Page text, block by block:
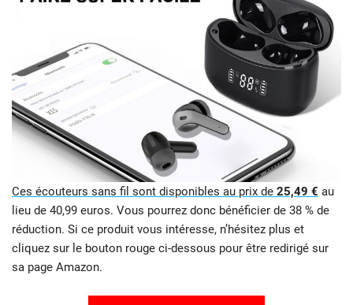
Ces écouteurs sans fil sont disponibles au prix de 25,49 € au
lieu de 40,99 euros. Vous pourrez donc bénéficier de 38 % de
réduction. Si ce produit vous intéresse, n’hésitez plus et
cliquez sur le bouton rouge ci-dessous pour être redirigé sur
sa page Amazon.